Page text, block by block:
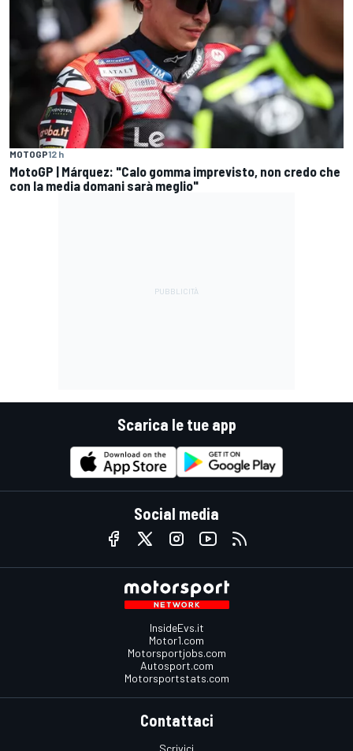
MOTOGP12 h
MotoGP | Márquez: "Calo gomma imprevisto, non credo che
con la media domani sarà meglio"
Scarica le tue app
Social media
InsideEvs.it
Motor1.com
Motorsportjobs.com
Autosport.com
Motorsportstats.com
Contattaci
Scrivici